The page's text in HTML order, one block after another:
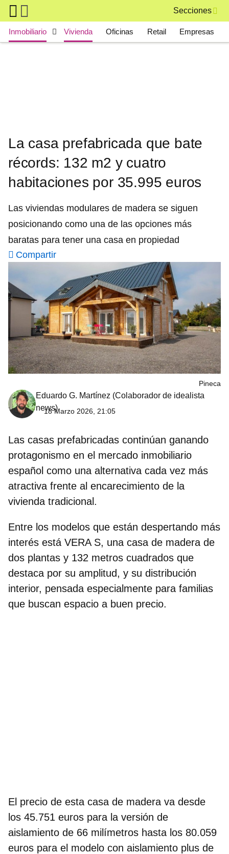
Skip to main content
Secciones
Main navigation
Inmobiliario Vivienda Oficinas Retail Empresas
La casa prefabricada que bate
récords: 132 m2 y cuatro
habitaciones por 35.995 euros
Las viviendas modulares de madera se siguen
posicionando como una de las opciones más
baratas para tener una casa en propiedad
Compartir
Pineca
Eduardo G. Martínez (Colaborador de idealista
news)
18 Marzo 2026, 21:05
Las casas prefabricadas continúan ganando
protagonismo en el mercado inmobiliario
español como una alternativa cada vez más
atractiva frente al encarecimiento de la
vivienda tradicional.
Entre los modelos que están despertando más
interés está VERA S, una casa de madera de
dos plantas y 132 metros cuadrados que
destaca por su amplitud, y su distribución
interior, pensada especialmente para familias
que buscan espacio a buen precio.
El precio de esta casa de madera va desde
los 45.751 euros para la versión de
aislamiento de 66 milímetros hasta los 80.059
euros para el modelo con aislamiento plus de